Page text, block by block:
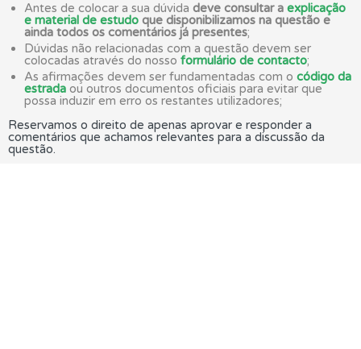
Antes de colocar a sua dúvida deve consultar a explicação
e material de estudo que disponibilizamos na questão e
ainda todos os comentários já presentes;
Dúvidas não relacionadas com a questão devem ser
colocadas através do nosso formulário de contacto;
As afirmações devem ser fundamentadas com o código da
estrada ou outros documentos oficiais para evitar que
possa induzir em erro os restantes utilizadores;
Reservamos o direito de apenas aprovar e responder a
comentários que achamos relevantes para a discussão da
questão.